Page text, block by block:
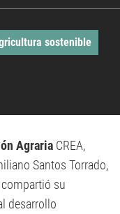
sostenible
Agraria CREA,
Santos Torrado,
su
desarrollo